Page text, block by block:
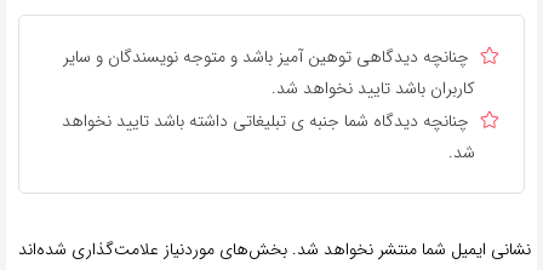
چنانچه دیدگاهی توهین آمیز باشد و متوجه نویسندگان و سایر
کاربران باشد تایید نخواهد شد.
چنانچه دیدگاه شما جنبه ی تبلیغاتی داشته باشد تایید نخواهد
شد.
نشانی ایمیل شما منتشر نخواهد شد. بخش‌های موردنیاز علامت‌گذاری شده‌اند